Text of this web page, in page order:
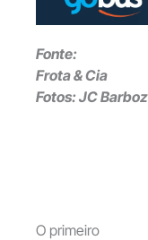
Fonte:
Frota & Cia
Fotos: JC
O primeiro